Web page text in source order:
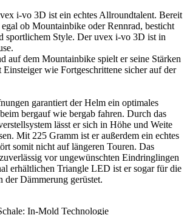
i-vo 3D ist ein echtes Allroundtalent. Bereit
ob Mountainbike oder Rennrad, besticht
sportlichem Style. Der uvex i-vo 3D ist in
auf dem Mountainbike spielt er seine Stärken
wie Fortgeschrittene sicher auf der
garantiert der Helm ein optimales
bergauf wie bergab fahren. Durch das
lässt er sich in Höhe und Weite
Mit 225 Gramm ist er außerdem ein echtes
somit nicht auf längeren Touren. Das
vor ungewünschten Eindringlingen
erhältlichen Triangle LED ist er sogar für die
der Dämmerung gerüstet.
In-Mold Technologie